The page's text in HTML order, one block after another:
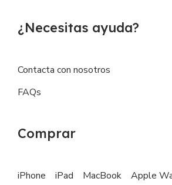
¿Necesitas ayuda?
Contacta con nosotros
FAQs
Comprar
iPhone iPad MacBook
Apple